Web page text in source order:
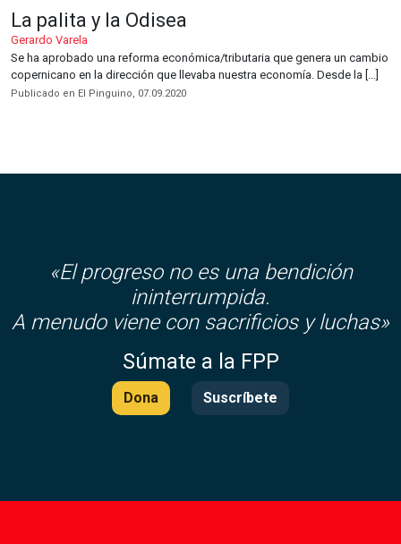
La palita y la Odisea
Gerardo Varela
Se ha aprobado una reforma económica/tributaria que genera un cambio
copernicano en la dirección que llevaba nuestra economía. Desde la […]
Publicado en El Pinguino, 07.09.2020
«El progreso no es una bendición
ininterrumpida.
A menudo viene con sacrificios y luchas»
Súmate a la FPP
Dona Suscríbete